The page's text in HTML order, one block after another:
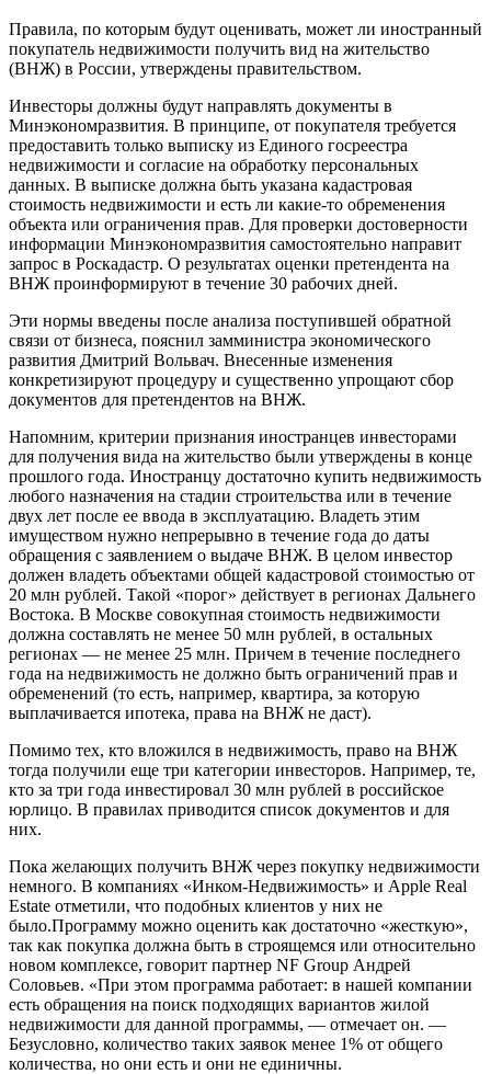
Правила, по которым будут оценивать, может ли иностранный
покупатель недвижимости получить вид на жительство
(ВНЖ) в России, утверждены правительством.
Инвесторы должны будут направлять документы в
Минэкономразвития. В принципе, от покупателя требуется
предоставить только выписку из Единого госреестра
недвижимости и согласие на обработку персональных
данных. В выписке должна быть указана кадастровая
стоимость недвижимости и есть ли какие-то обременения
объекта или ограничения прав. Для проверки достоверности
информации Минэкономразвития самостоятельно направит
запрос в Роскадастр. О результатах оценки претендента на
ВНЖ проинформируют в течение 30 рабочих дней.
Эти нормы введены после анализа поступившей обратной
связи от бизнеса, пояснил замминистра экономического
развития Дмитрий Вольвач. Внесенные изменения
конкретизируют процедуру и существенно упрощают сбор
документов для претендентов на ВНЖ.
Напомним, критерии признания иностранцев инвесторами
для получения вида на жительство были утверждены в конце
прошлого года. Иностранцу достаточно купить недвижимость
любого назначения на стадии строительства или в течение
двух лет после ее ввода в эксплуатацию. Владеть этим
имуществом нужно непрерывно в течение года до даты
обращения с заявлением о выдаче ВНЖ. В целом инвестор
должен владеть объектами общей кадастровой стоимостью от
20 млн рублей. Такой «порог» действует в регионах Дальнего
Востока. В Москве совокупная стоимость недвижимости
должна составлять не менее 50 млн рублей, в остальных
регионах — не менее 25 млн. Причем в течение последнего
года на недвижимость не должно быть ограничений прав и
обременений (то есть, например, квартира, за которую
выплачивается ипотека, права на ВНЖ не даст).
Помимо тех, кто вложился в недвижимость, право на ВНЖ
тогда получили еще три категории инвесторов. Например, те,
кто за три года инвестировал 30 млн рублей в российское
юрлицо. В правилах приводится список документов и для
них.
Пока желающих получить ВНЖ через покупку недвижимости
немного. В компаниях «Инком-Недвижимость» и Apple Real
Estate отметили, что подобных клиентов у них не
было.Программу можно оценить как достаточно «жесткую»,
так как покупка должна быть в строящемся или относительно
новом комплексе, говорит партнер NF Group Андрей
Соловьев. «При этом программа работает: в нашей компании
есть обращения на поиск подходящих вариантов жилой
недвижимости для данной программы, — отмечает он. —
Безусловно, количество таких заявок менее 1% от общего
количества, но они есть и они не единичны.